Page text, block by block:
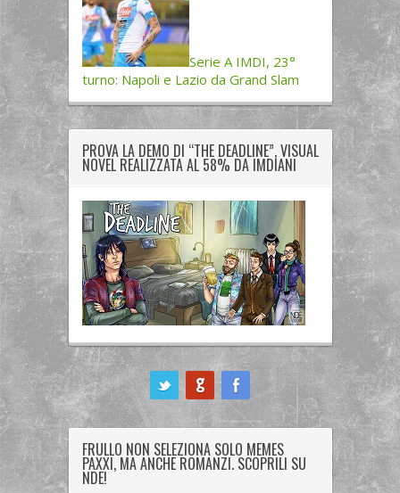
Serie A IMDI, 23°
turno: Napoli e Lazio da Grand Slam
PROVA LA DEMO DI “THE DEADLINE”, VISUAL
NOVEL REALIZZATA AL 58% DA IMDIANI
FRULLO NON SELEZIONA SOLO MEMES
PAXXI, MA ANCHE ROMANZI. SCOPRILI SU
NDE!